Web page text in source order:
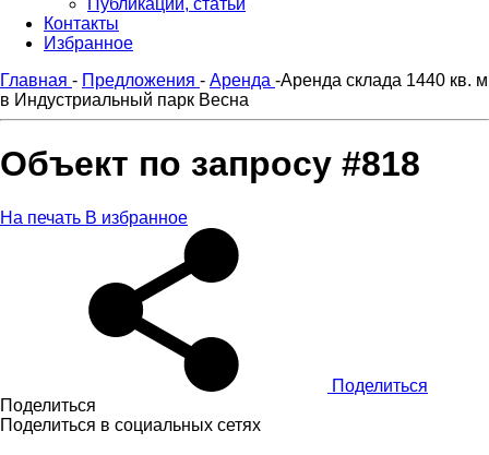
Публикации, статьи
Контакты
Избранное
Главная - Предложения - Аренда -Аренда склада 1440 кв. м
в Индустриальный парк Весна
Объект по запросу #818
На печать В избранное
Поделиться
Поделиться
Поделиться в социальных сетях